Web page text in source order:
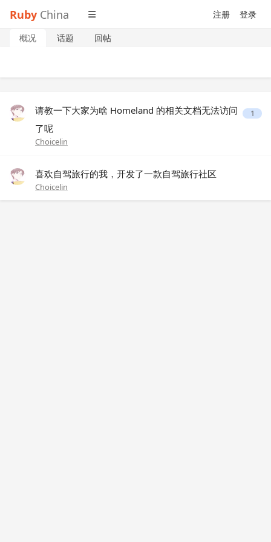
Ruby China 注册 登录
概况 话题 回帖
请教一下大家为啥 Homeland 的相关文档无法访问
了呢
Choicelin
1
喜欢自驾旅行的我，开发了一款自驾旅行社区
Choicelin